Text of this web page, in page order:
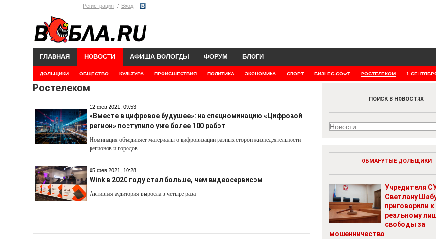
Регистрация Вход
ГЛАВНАЯ НОВОСТИ
ДОЛЬЩИКИ ОБЩЕСТВО КУЛЬТУРА ПРОИСШЕСТВИЯ ПОЛИТИКА ЭКОНОМИКА СПОРТ БИЗНЕС-СОФТ РОСТЕЛЕКОМ 1
АФИША ВОЛОГДЫ ФОРУМ БЛОГИ
Ростелеком
12 фев 2021, 09:53
«Вместе в цифровое будущее»: на спецноминацию «Цифровой
регион» поступило уже более 100 работ
Номинация объединяет материалы о цифровизации разных сторон жизнедеятельности
регионов и городов
05 фев 2021, 10:28
Wink в 2020 году стал больше, чем видеосервисом
Активная аудитория выросла в четыре раза
ПОИСК В НОВОСТЯХ
ОБМАНУТЫЕ ДОЛЬЩИКИ
Учредителя
Светлану
приговорили к
реальному
свободы за
мошенничество